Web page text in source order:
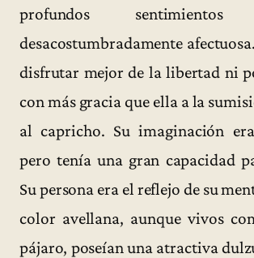
profundos
desacostumbradamente
disfrutar mejor de la libertad ni
con más gracia que ella a la
al capricho. Su imaginación
pero tenía una gran capacidad
Su persona era el reflejo de su
color avellana, aunque vivos
pájaro, poseían una atractiva